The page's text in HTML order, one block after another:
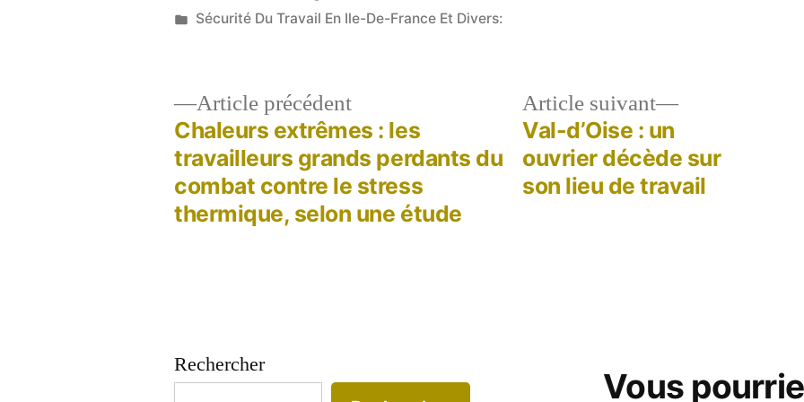
par
Publié
Sécurité Du Travail En Ile-De-France Et Divers:
Navigation
Article précédentArticle
précédent :
Chaleurs extrêmes : les
travailleurs grands perdants du
combat contre le stress
thermique, selon une étude
Article suivant
Article
Val-d’Oise : un
ouvrier décède sur
son lieu de travail
Rechercher
Vous